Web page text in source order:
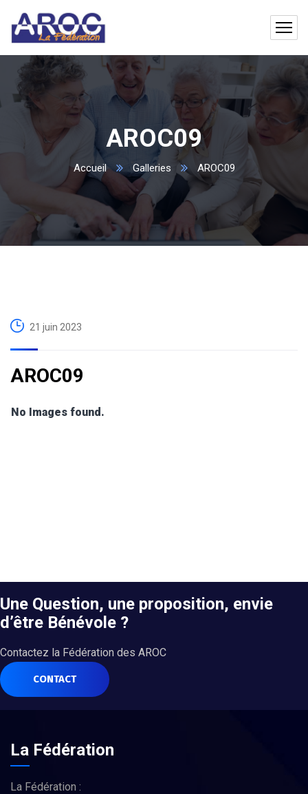
AROC09
Accueil Galleries AROC09
21 juin 2023
AROC09
No Images found.
Une Question, une proposition, envie
d’être Bénévole ?
Contactez la Fédération des AROC
CONTACT
La Fédération
La Fédération :